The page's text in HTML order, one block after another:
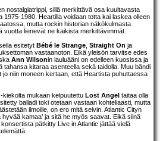
nostalgiatrippi, sillä merkittävä osa kuultavasta
1975-1980. Heartilla voidaan totta kai laskea olleen
mutta rockin historian näkökulmasta
vuotta lienevät ne kaikista merkittävimmät.
esitetyt Bébé le Strange, Straight On ja
vastaanoton. Eikä yleisön tarvitse edes
Ann Wilsonin lauluääni on edelleen kuosissa ja
tahansa kitaraa asenteella sekä taidolla. Muu bändi
niin moneen kertaan, että Heartista puhuttaessa
-kiekolta mukaan kelpuutettu Lost Angel taitaa olla
balladi toki otetaan vastaan kohteliaasti, mutta
ilmoille, on ero mitä selvin. Atlantic Cityn
hyvää kamaa’ ja sitä he myös saavat. Eikä siinä
pätkitty Live in Atlantic jättää vielä